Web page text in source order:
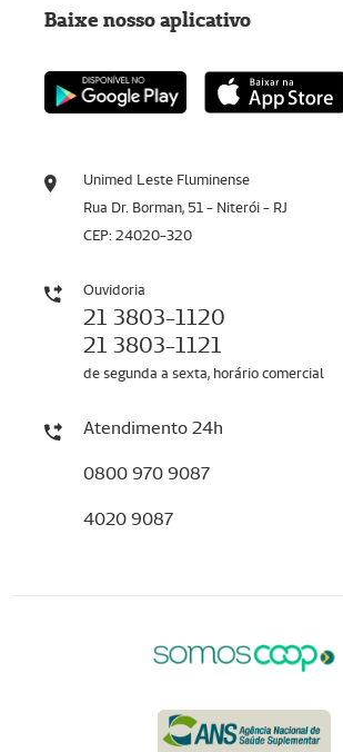
Unimed Leste Fluminense
Rua Dr. Borman, 51 - Niterói - RJ
CEP: 24020-320
Ouvidoria
21 3803-1120
21 3803-1121
de segunda a sexta, horário comercial
Atendimento 24h
0800 970 9087
4020 9087
Baixe nosso aplicativo